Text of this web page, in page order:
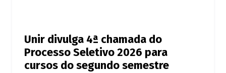
Unir divulga 4ª chamada do
Processo Seletivo 2026 para
cursos do segundo semestre